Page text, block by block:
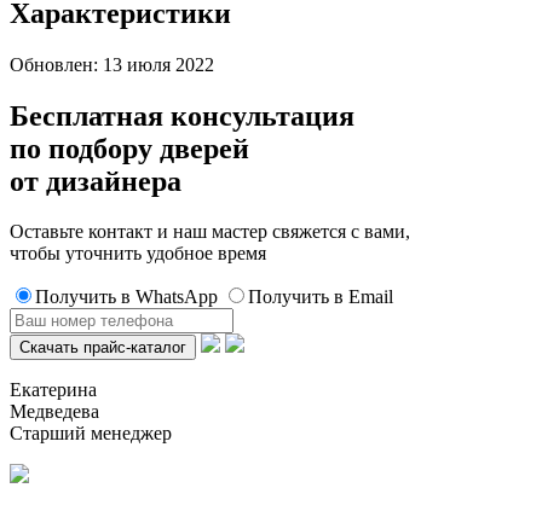
Характеристики
Обновлен: 13 июля 2022
Бесплатная консультация
по подбору дверей
от дизайнера
Оставьте контакт и наш мастер свяжется с вами,
чтобы уточнить удобное время
Получить в WhatsApp Получить в Email
Екатерина
Медведева
Старший менеджер